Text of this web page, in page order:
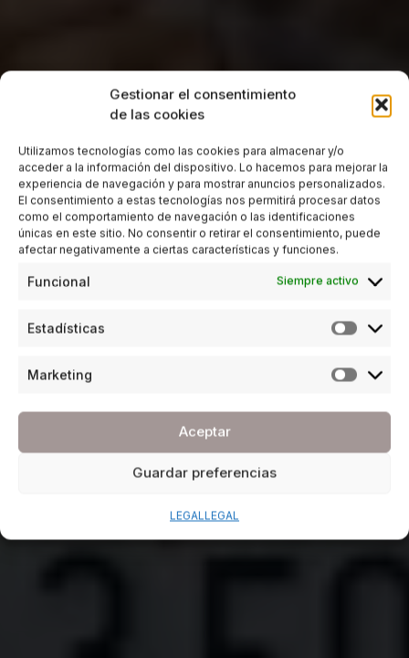
Gestionar el consentimiento
de las cookies
Utilizamos tecnologías como las cookies para almacenar y/o
acceder a la información del dispositivo. Lo hacemos para mejorar la
experiencia de navegación y para mostrar anuncios personalizados.
El consentimiento a estas tecnologías nos permitirá procesar datos
como el comportamiento de navegación o las identificaciones
únicas en este sitio. No consentir o retirar el consentimiento, puede
afectar negativamente a ciertas características y funciones.
Funcional Siempre activo
Estadísticas
Marketing
Aceptar
Guardar preferencias
LEGALLEGAL